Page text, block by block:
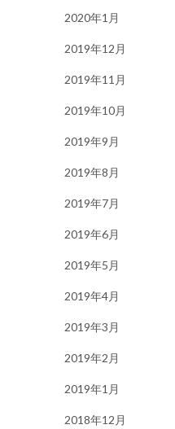
2020年1月
2019年12月
2019年11月
2019年10月
2019年9月
2019年8月
2019年7月
2019年6月
2019年5月
2019年4月
2019年3月
2019年2月
2019年1月
2018年12月